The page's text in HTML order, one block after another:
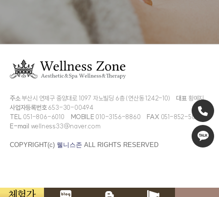
체험가
주소부산시 연제구 중앙대로 1097 자노빌딩 6층 (연산동 1242-10) 대표 황예지
사업자등록번호653-30-00494
TEL 051-806-6010 MOBILE 010-3156-8860 FAX 051-852-5009
E-mail wellness33@naver.com
COPYRIGHT(c) 웰니스존 ALL RIGHTS RESERVED